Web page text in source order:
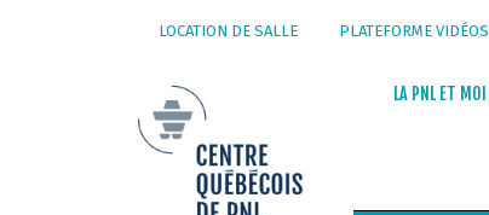
LOCATION DE SALLE PLATEFORME VIDÉOS
LA PNL ET MOI